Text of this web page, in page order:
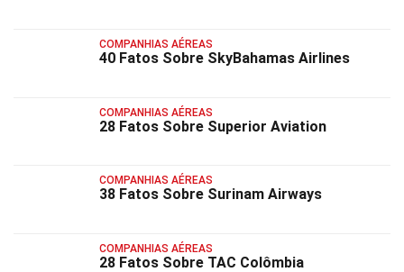
COMPANHIAS AÉREAS
40 Fatos Sobre SkyBahamas Airlines
COMPANHIAS AÉREAS
28 Fatos Sobre Superior Aviation
COMPANHIAS AÉREAS
38 Fatos Sobre Surinam Airways
COMPANHIAS AÉREAS
28 Fatos Sobre TAC Colômbia